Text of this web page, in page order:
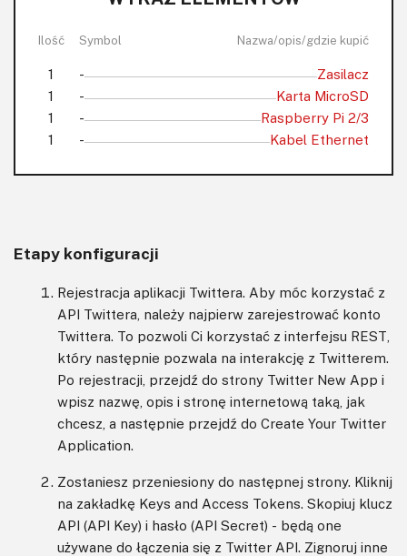
Ilość Symbol Nazwa/opis/gdzie kupić
1 -
Zasilacz
1
-
Karta MicroSD
1
-
Raspberry Pi 2/3
1
- Kabel Ethernet
Etapy konfiguracji
Rejestracja aplikacji Twittera. Aby móc korzystać z
API Twittera, należy najpierw zarejestrować konto
Twittera. To pozwoli Ci korzystać z interfejsu REST,
który następnie pozwala na interakcję z Twitterem.
Po rejestracji, przejdź do strony Twitter New App i
wpisz nazwę, opis i stronę internetową taką, jak
chcesz, a następnie przejdź do Create Your Twitter
Application.
Zostaniesz przeniesiony do następnej strony. Kliknij
na zakładkę Keys and Access Tokens. Skopiuj klucz
API (API Key) i hasło (API Secret) - będą one
używane do łączenia się z Twitter API. Zignoruj inne